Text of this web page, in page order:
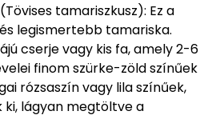
tamariszkusz): Ez a
legismertebb tamariska.
cserje vagy kis fa, amely 2-6
finom szürke-zöld színűek
rózsaszín vagy lila színűek,
lágyan megtöltve a